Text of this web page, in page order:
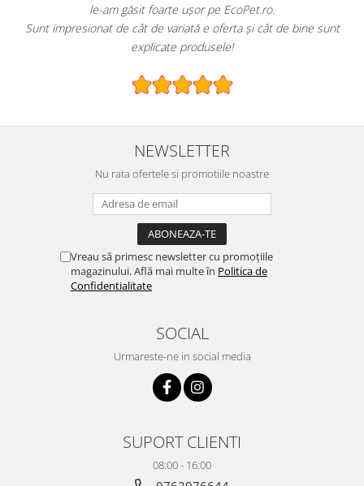
le-am găsit foarte ușor pe EcoPet.ro.
Sunt impresionat de cât de variată e oferta și cât de bine sunt
explicate produsele!
NEWSLETTER
Nu rata ofertele si promotiile noastre
Vreau să primesc newsletter cu promoțiile
magazinului. Află mai multe în Politica de
Confidentialitate
SOCIAL
Urmareste-ne in social media
SUPORT CLIENTI
08:00 - 16:00